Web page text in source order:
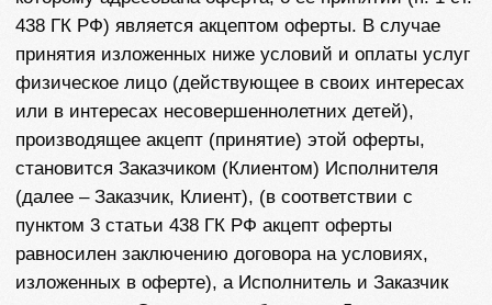
изложенных в оферте), а Исполнитель и Заказчик
совместно — Сторонами публичного Договора.
1.2. Настоящая публичная оферта размещена
Марией Михайловной ИНН 583605442999, ОГРН/
ОГРНИП 325580000009768, по ссылке:
https://marsgo-travel.com/offer_terms
и находится в
открытом доступе и адресована физическим лицам,
достигшим возраста 18 лет, заключить договор на
оказание услуг по содействию в оформлении
(Заказчик).
2. ТЕРМИНЫ И ОПРЕДЕЛЕНИЯ
В настоящем договоре, если из его текста прямо не